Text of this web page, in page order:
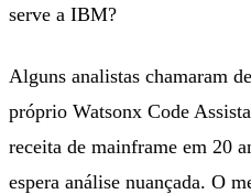
serve a IBM?
Alguns analistas chamaram
próprio Watsonx Code
receita de mainframe em 20
espera análise nuançada. O